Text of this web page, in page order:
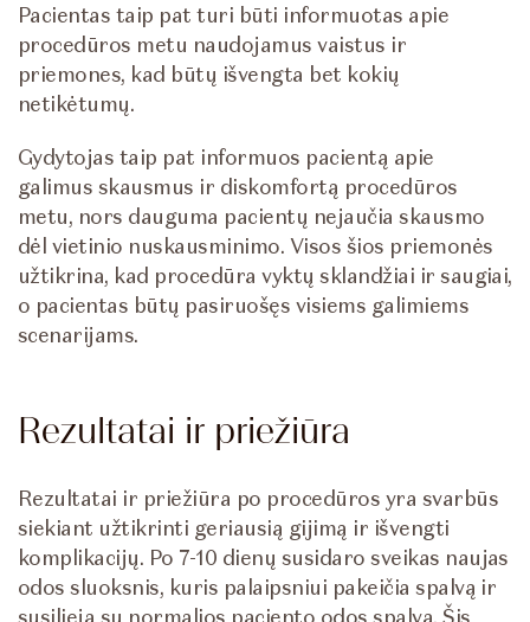
Pacientas taip pat turi būti informuotas apie
procedūros metu naudojamus vaistus ir
priemones, kad būtų išvengta bet kokių
netikėtumų.
Gydytojas taip pat informuos pacientą apie
galimus skausmus ir diskomfortą procedūros
metu, nors dauguma pacientų nejaučia skausmo
dėl vietinio nuskausminimo. Visos šios priemonės
užtikrina, kad procedūra vyktų sklandžiai ir saugiai,
o pacientas būtų pasiruošęs visiems galimiems
scenarijams.
Rezultatai ir priežiūra
Rezultatai ir priežiūra po procedūros yra svarbūs
siekiant užtikrinti geriausią gijimą ir išvengti
komplikacijų. Po 7-10 dienų susidaro sveikas naujas
odos sluoksnis, kuris palaipsniui pakeičia spalvą ir